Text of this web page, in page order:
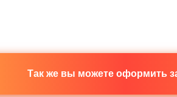
Так же вы можете оформить